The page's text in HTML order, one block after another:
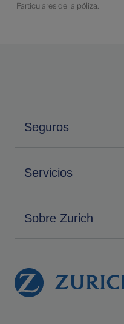
Particulares de la póliza.
Seguros
Servicios
Sobre Zurich